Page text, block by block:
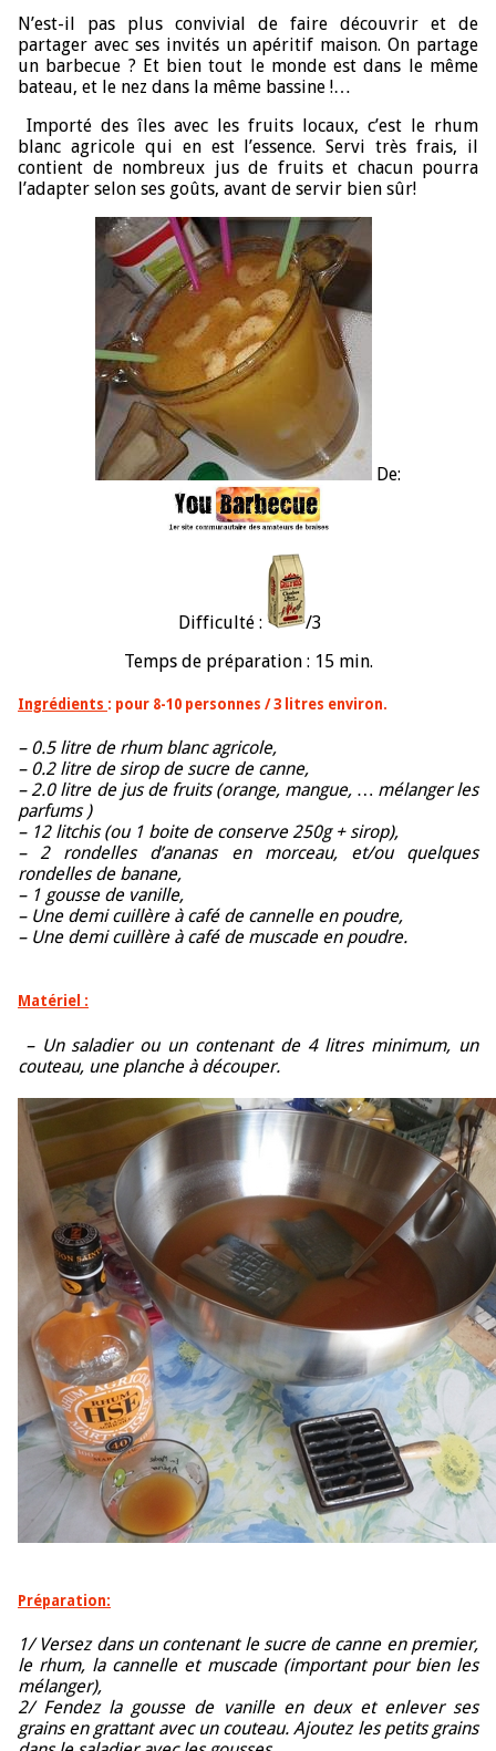
N’est-il pas plus convivial de faire découvrir et de
partager avec ses invités un apéritif maison. On partage
un barbecue ? Et bien tout le monde est dans le même
bateau, et le nez dans la même bassine !…
Importé des îles avec les fruits locaux, c’est le rhum
blanc agricole qui en est l’essence. Servi très frais, il
contient de nombreux jus de fruits et chacun pourra
l’adapter selon ses goûts, avant de servir bien sûr!
De:
Difficulté :
/3
Temps de préparation : 15 min.
Ingrédients : pour 8-10 personnes / 3 litres environ.
– 0.5 litre de rhum blanc agricole,
– 0.2 litre de sirop de sucre de canne,
– 2.0 litre de jus de fruits (orange, mangue, … mélanger les
parfums )
– 12 litchis (ou 1 boite de conserve 250g + sirop),
– 2 rondelles d’ananas en morceau, et/ou quelques
rondelles de banane,
– 1 gousse de vanille,
– Une demi cuillère à café de cannelle en poudre,
– Une demi cuillère à café de muscade en poudre.
Matériel :
– Un saladier ou un contenant de 4 litres minimum, un
couteau, une planche à découper.
Préparation:
1/ Versez dans un contenant le sucre de canne en premier,
le rhum, la cannelle et muscade (important pour bien les
mélanger),
2/ Fendez la gousse de vanille en deux et enlever ses
grains en grattant avec un couteau. Ajoutez les petits grains